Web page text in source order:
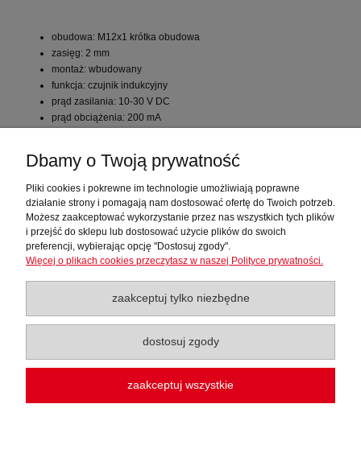
obudowa: M12x1 krótka obudowa
zasięg: 2 mm
montaż: wbudowany
funkcja: czujnik indukcyjny
prąd zasilania: 10-30 V DC
prąd obciążenia: 200 mA
sposób podłączenia: przewód PCW 2m., 3x0.34mm2
Sklep TWT Automatyka
Moje konto
Regulaminy
Baza Wiedzy
Dbamy o Twoją prywatność
Pliki cookies i pokrewne im technologie umożliwiają poprawne
działanie strony i pomagają nam dostosować ofertę do Twoich potrzeb.
Możesz zaakceptować wykorzystanie przez nas wszystkich tych plików
i przejść do sklepu lub dostosować użycie plików do swoich
preferencji, wybierając opcję "Dostosuj zgody".
Więcej o plikach cookies przeczytasz w naszej Polityce prywatności.
zaakceptuj tylko niezbędne
dostosuj zgody
zaakceptuj wszystkie